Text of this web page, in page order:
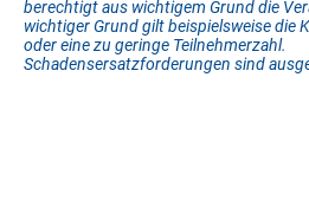
berechtigt aus wichtigem Grund die
wichtiger Grund gilt beispielsweise die
oder eine zu geringe Teilnehmerzahl.
Schadensersatzforderungen sind